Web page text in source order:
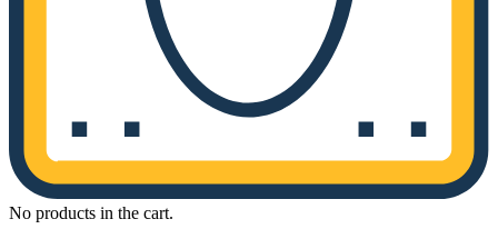
No products in the cart.